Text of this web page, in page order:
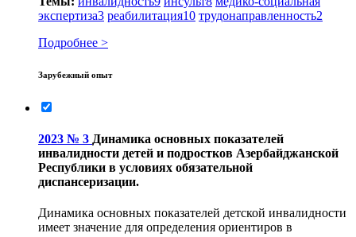
экспертиза3 реабилитация10 трудонаправленность2
Подробнее >
Зарубежный опыт
2023 № 3 Динамика основных показателей
инвалидности детей и подростков Азербайджанской
Республики в условиях обязательной
диспансеризации.
Динамика основных показателей детской инвалидности
имеет значение для определения ориентиров в